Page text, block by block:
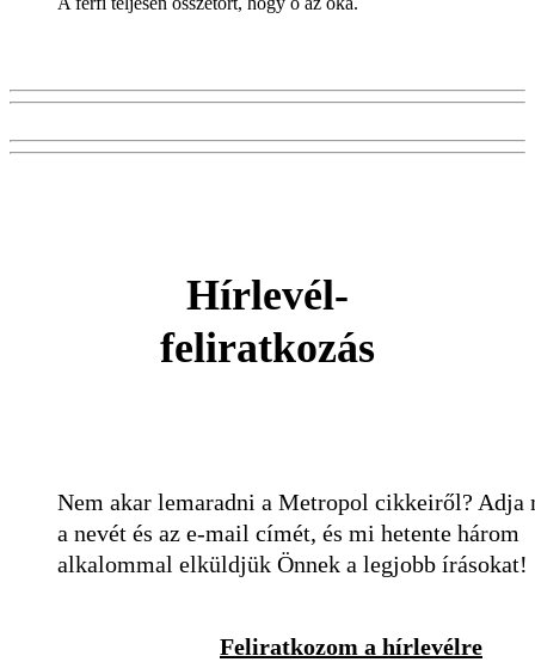
Hírlevél-
feliratkozás
Nem akar lemaradni a Metropol cikkeiről? Adja
a nevét és az e-mail címét, és mi hetente három
alkalommal elküldjük Önnek a legjobb írásokat!
Feliratkozom a hírlevélre